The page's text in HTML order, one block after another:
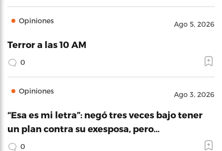
Opiniones Ago 5, 2026
Terror a las 10 AM
0
Opiniones Ago 3, 2026
“Esa es mi letra”: negó tres veces bajo tener
un plan contra su exesposa, pero…
0